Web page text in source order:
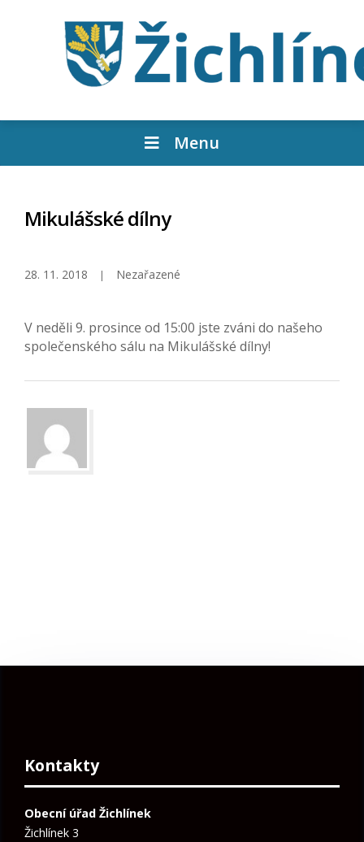
Menu
Mikulášské dílny
28. 11. 2018 Nezařazené
V neděli 9. prosince od 15:00 jste zváni do našeho
společenského sálu na Mikulášské dílny!
Kontakty
Obecní úřad Žichlínek
Žichlínek 3